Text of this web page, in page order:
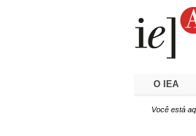
O IEA
Você está